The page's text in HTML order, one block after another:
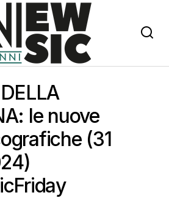
2024) #NewMusicFriday
le nuove
(31